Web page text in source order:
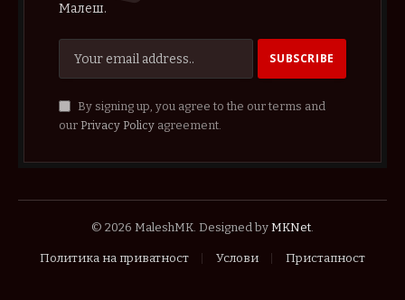
Малеш.
By signing up, you agree to the our terms and
our Privacy Policyagreement.
© 2026 MaleshMK. Designed by MKNet.
Политика на приватност Услови Пристапност